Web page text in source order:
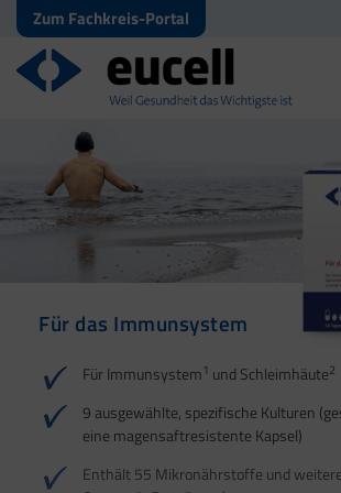
Zum Fachkreis-Portal
Für das Immunsystem
Für Immunsystem1 und Schleimhäute2
9 ausgewählte, spezifische Kulturen
eine magensaftresistente Kapsel)
Enthält 55 Mikronährstoffe und
Für Haut, Haare und
4
Für Ihre natürliche